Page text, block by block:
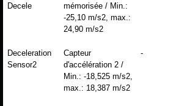
Decele
mémorisée / Min.:
-25,10 m/s2, max.:
24,90 m/s2
Deceleration
Sensor2
Capteur
d'accélération 2 /
Min.: -18,525 m/s2,
max.: 18,387 m/s2
-